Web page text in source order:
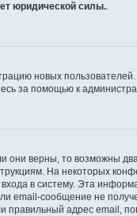
юридической силы..
новых
за помощью к
они верны, то возможны
На некоторых
в систему. Эта
email-сообщение не
правильный адрес email,